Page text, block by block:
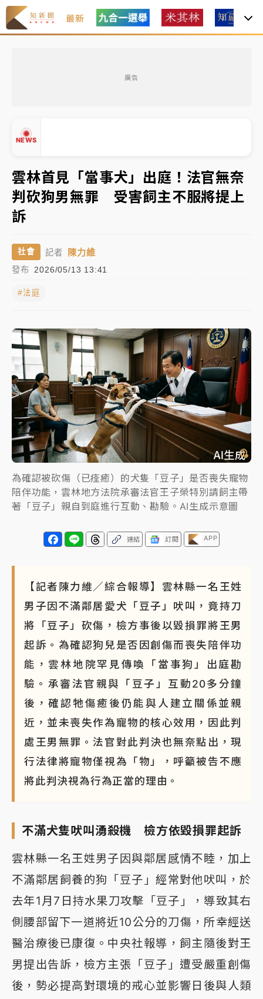
最新
廣告
NEWS
處置制度大變革！ 證交所今起縮短股票「關禁閉」天
數與撮合時間
才續任就飛美國大學面試 清大校長高為元致歉：機會
到來時引起我的好奇
白海豚颱風解除海警 西南風來了！4縣市大雨特報、各
地午後雷雨
分析｜
標？ 鴻海本週法說法人關注的四大重點
盟 兩大愛徒向他致
獨家｜
和欣客運總裁逝世！少東涉洗錢遭收押 戴手銬
腳鐐提前奔靈堂畫面曝
處置制度大變革！ 證交所今起縮短股票「關禁閉」天
數與撮合時間
才續任就飛美國大學面試 清大校長高為元致歉：機會
到來時引起我的好奇
地午後雷雨
分析｜ 7月營收甫首破單月9000億元下半年續旺指
NBA｜ 傳奇名帥驚傳離世！曾以「瘋狂籃球」震撼聯
▼
雲林首見「當事犬」出庭！法官無奈
判砍狗男無罪 受害飼主不服將提上
訴
社會 記者 陳力維
發布 2026/05/13 13:41
#法庭
為確認被砍傷（已痊癒）的犬隻「豆子」是否喪失寵物
陪伴功能，雲林地方法院承審法官王子榮特別請飼主帶
著「豆子」親自到庭進行互動、勘驗。AI生成示意圖
連結 訂閱 APP
【記者陳力維／綜合報導】雲林縣一名王姓
男子因不滿鄰居愛犬「豆子」吠叫，竟持刀
將「豆子」砍傷，檢方事後以毀損罪將王男
起訴。為確認狗兒是否因創傷而喪失陪伴功
能，雲林地院罕見傳喚「當事狗」出庭勘
驗。承審法官親與「豆子」互動20多分鐘
後，確認牠傷癒後仍能與人建立關係並親
近，並未喪失作為寵物的核心效用，因此判
處王男無罪。法官對此判決也無奈點出，現
行法律將寵物僅視為「物」，呼籲被告不應
將此判決視為行為正當的理由。
不滿犬隻吠叫湧殺機 檢方依毀損罪起訴
雲林縣一名王姓男子因與鄰居感情不睦，加上
不滿鄰居飼養的狗「豆子」經常對他吠叫，於
去年1月7日持水果刀攻擊「豆子」，導致其右
側腰部留下一道將近10公分的刀傷，所幸經送
醫治療後已康復。中央社報導，飼主隨後對王
男提出告訴，檢方主張「豆子」遭受嚴重創傷
後，勢必提高對環境的戒心並影響日後與人類